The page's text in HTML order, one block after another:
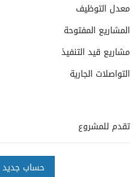
معدل التوظيف
المشاريع المفتوحة
مشاريع قيد التنفيذ
التواصلات الجارية
تقدم للمشروع
حساب جديد